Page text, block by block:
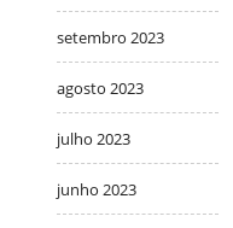
setembro 2023
agosto 2023
julho 2023
junho 2023